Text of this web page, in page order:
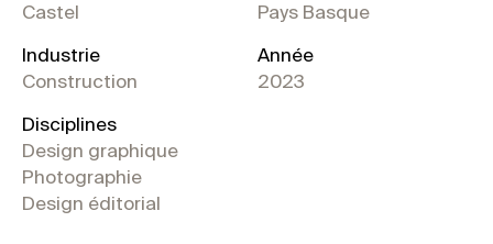
Castel
Industrie
Construction
Disciplines
Design graphique
Photographie
Design éditorial
Pays Basque
Année
2023